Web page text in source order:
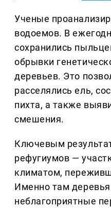
Ученые
водоемов. В
сохранились
обрывки
деревьев. Это
расселялись ель,
пихта, а также
смешения.
Ключевым
рефугиумов —
климатом,
Именно там
неблагоприятные